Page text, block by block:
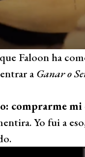
Faloon ha
a Ganar o
comprarme mi
Yo fui a